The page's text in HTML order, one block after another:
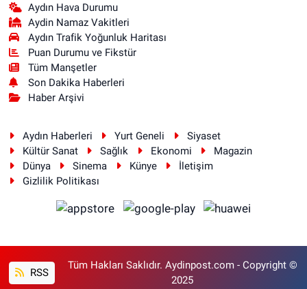
Aydın Hava Durumu
Aydin Namaz Vakitleri
Aydın Trafik Yoğunluk Haritası
Puan Durumu ve Fikstür
Tüm Manşetler
Son Dakika Haberleri
Haber Arşivi
Aydın Haberleri Yurt Geneli
Siyaset
Kültür Sanat
Sağlık Ekonomi
Magazin
Dünya
Sinema Künye
İletişim
Gizlilik Politikası
RSS
Tüm Hakları Saklıdır. Aydinpost.com - Copyright ©
2025